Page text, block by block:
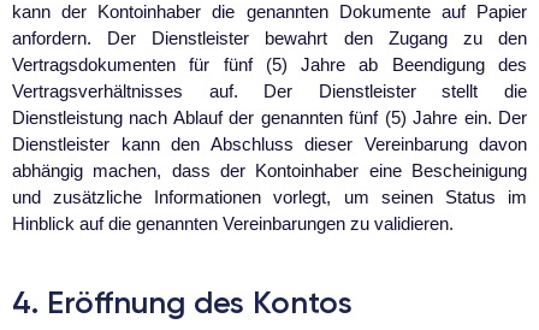
kann der Kontoinhaber die genannten Dokumente auf Papier
anfordern. Der Dienstleister bewahrt den Zugang zu den
Vertragsdokumenten für fünf (5) Jahre ab Beendigung des
Vertragsverhältnisses auf. Der Dienstleister stellt die
Dienstleistung nach Ablauf der genannten fünf (5) Jahre ein. Der
Dienstleister kann den Abschluss dieser Vereinbarung davon
abhängig machen, dass der Kontoinhaber eine Bescheinigung
und zusätzliche Informationen vorlegt, um seinen Status im
Hinblick auf die genannten Vereinbarungen zu validieren.
4. Eröffnung des Kontos